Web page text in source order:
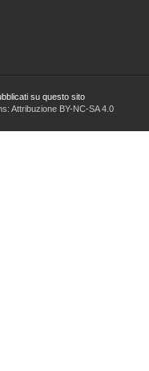
su questo sito
Attribuzione BY-NC-SA 4.0